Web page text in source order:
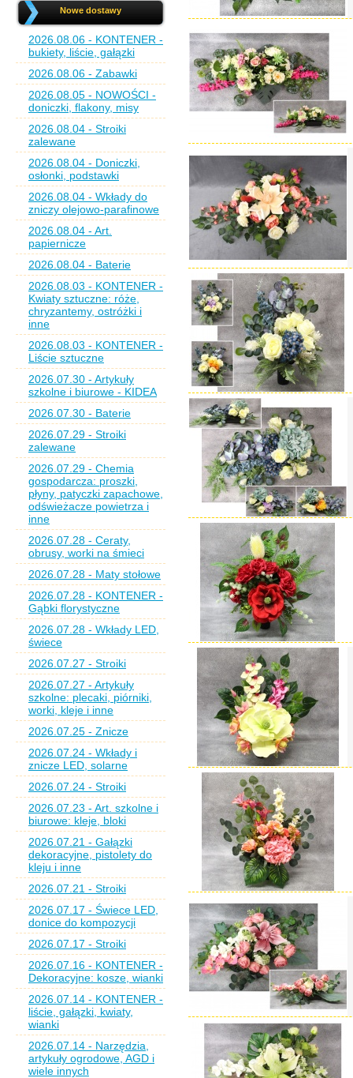
Nowe dostawy
2026.08.06 - KONTENER -
bukiety, liście, gałązki
2026.08.06 - Zabawki
2026.08.05 - NOWOŚCI -
doniczki, flakony, misy
2026.08.04 - Stroiki
zalewane
2026.08.04 - Doniczki,
osłonki, podstawki
2026.08.04 - Wkłady do
zniczy olejowo-parafinowe
2026.08.04 - Art.
papiernicze
2026.08.04 - Baterie
2026.08.03 - KONTENER -
Kwiaty sztuczne: róże,
chryzantemy, ostróżki i
inne
2026.08.03 - KONTENER -
Liście sztuczne
2026.07.30 - Artykuły
szkolne i biurowe - KIDEA
2026.07.30 - Baterie
2026.07.29 - Stroiki
zalewane
2026.07.29 - Chemia
gospodarcza: proszki,
płyny, patyczki zapachowe,
odświeżacze powietrza i
inne
2026.07.28 - Ceraty,
obrusy, worki na śmieci
2026.07.28 - Maty stołowe
2026.07.28 - KONTENER -
Gąbki florystyczne
2026.07.28 - Wkłady LED,
świece
2026.07.27 - Stroiki
2026.07.27 - Artykuły
szkolne: plecaki, piórniki,
worki, kleje i inne
2026.07.25 - Znicze
2026.07.24 - Wkłady i
znicze LED, solarne
2026.07.24 - Stroiki
2026.07.23 - Art. szkolne i
biurowe: kleje, bloki
2026.07.21 - Gałązki
dekoracyjne, pistolety do
kleju i inne
2026.07.21 - Stroiki
2026.07.17 - Świece LED,
donice do kompozycji
2026.07.17 - Stroiki
2026.07.16 - KONTENER -
Dekoracyjne: kosze, wianki
2026.07.14 - KONTENER -
liście, gałązki, kwiaty,
wianki
2026.07.14 - Narzędzia,
artykuły ogrodowe, AGD i
wiele innych